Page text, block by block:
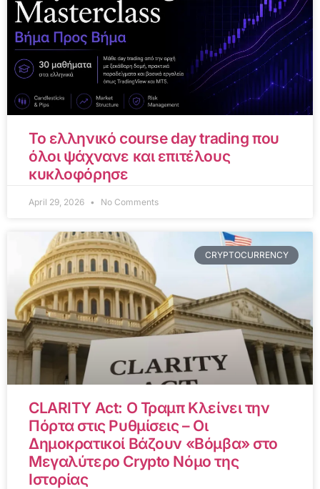
Το ελληνικό course day trading που
όλοι ψάχνανε και επιτέλους
κυκλοφόρησε
April 29, 2026 No Comments
CRYPTOCURRENCY
CLARITY Act: Ο Τραμπ Κλείνει την
Πόρτα στις Ρυθμίσεις – Οι
Δημοκρατικοί Βάζουν «Βόμβα» στο
Μεγαλύτερο Crypto Νόμο της
Ιστορίας